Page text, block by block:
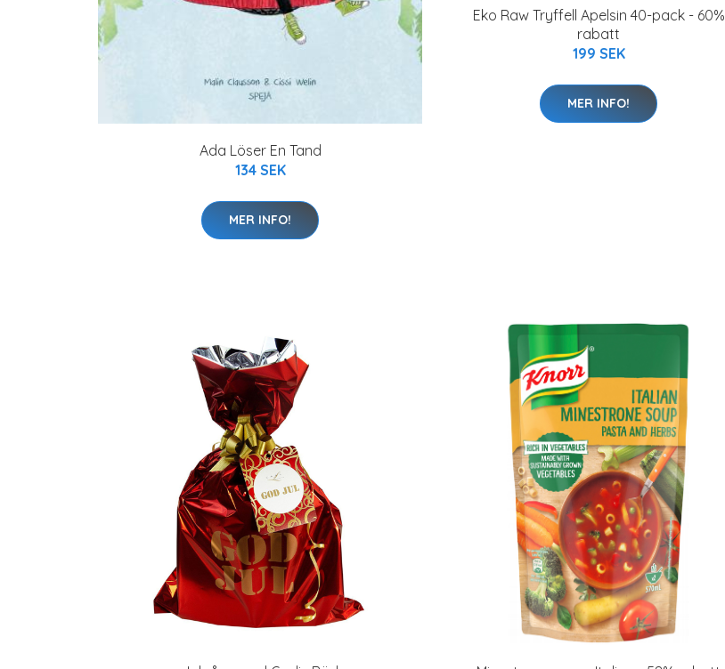
Ada Löser En Tand
134 SEK
MER INFO!
Eko Raw Tryffell Apelsin 40-pack - 60%
rabatt
199 SEK
MER INFO!